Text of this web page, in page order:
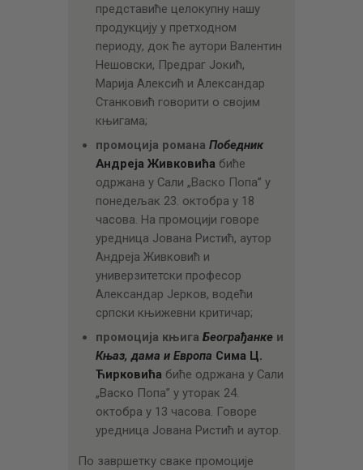
представиће целокупну нашу
продукцију у претходном
периоду, док ће аутори Валентин
Нешовски, Предраг Јокић,
Марија Алексић и Александар
Станковић говорити о својим
књигама;
промоција романаПобедник
Андреја Живковића биће
одржана у Сали „Васко Попа” у
понедељак 23. октобра у 18
часова. На промоцији говоре
уредница Јована Ристић, аутор
Андреја Живковић и
универзитетски професор
Александар Јерков, водећи
српски књижевни критичар;
промоција књигаБеограђанке и
Књаз, дама и Европа Сима Ц.
Ћирковића биће одржана у Сали
„Васко Попа” у уторак 24.
октобра у 13 часова. Говоре
уредница Јована Ристић и аутор.
По завршетку сваке промоције